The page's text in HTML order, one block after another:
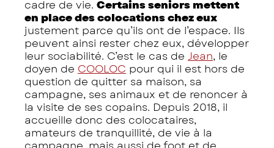
cadre de vie. Certains seniors mettent
en place des colocations chez eux
justement parce qu’ils ont de l’espace. Ils
peuvent ainsi rester chez eux, développer
leur sociabilité. C’est le cas de Jean, le
doyen de COOLOC pour qui il est hors de
question de quitter sa maison, sa
campagne, ses animaux et de renoncer à
la visite de ses copains. Depuis 2018, il
accueille donc des colocataires,
amateurs de tranquillité, de vie à la